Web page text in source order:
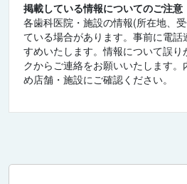
掲載している情報についてのご注意
各歯科医院・施設の情報(所在地、
ている場合があります。事前に電
すめいたします。情報について誤
クからご連絡をお願いいたします
め店舗・施設にご確認ください。